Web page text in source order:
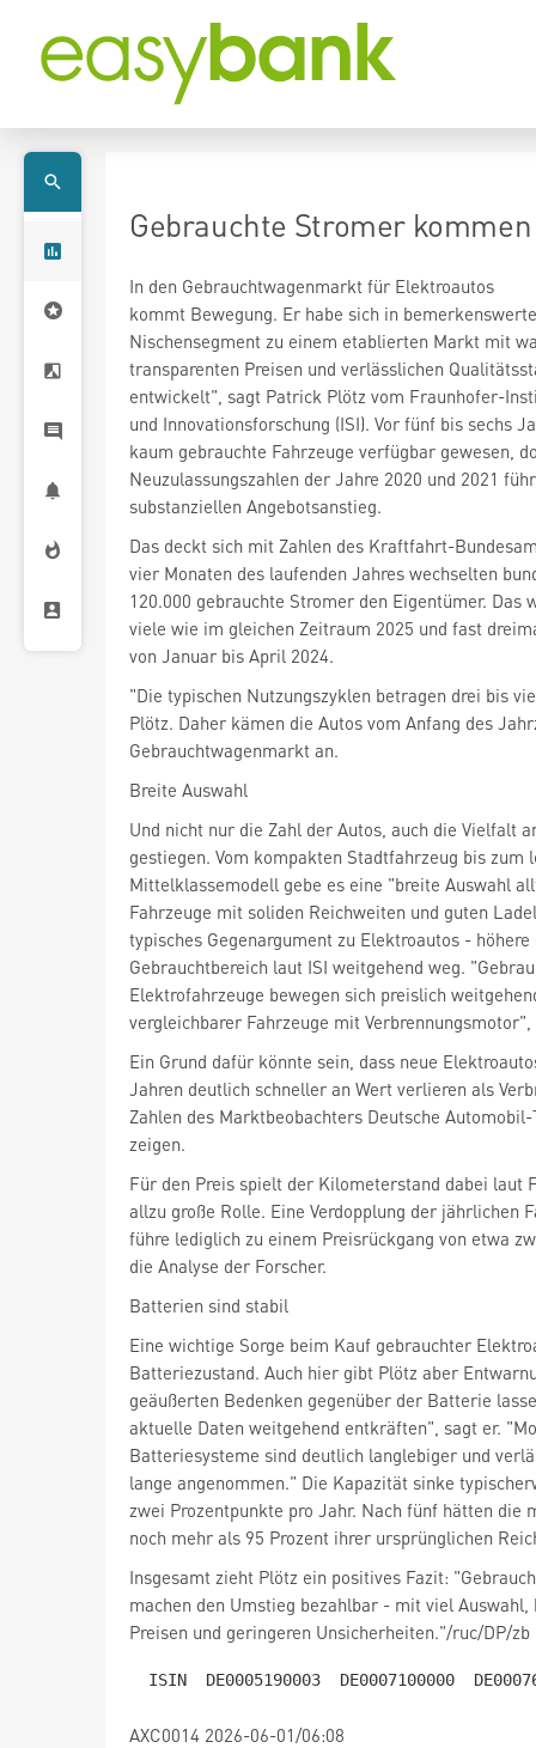
Gebrauchte Stromer
In den Gebrauchtwagenmarkt für Elektroautos
kommt Bewegung. Er habe sich in
Nischensegment zu einem etablierten Markt mit
transparenten Preisen und verlässlichen
entwickelt", sagt Patrick Plötz vom Fraunhofer-
und Innovationsforschung (ISI). Vor fünf bis sechs
kaum gebrauchte Fahrzeuge verfügbar gewesen,
Neuzulassungszahlen der Jahre 2020 und 2021
substanziellen Angebotsanstieg.
Das deckt sich mit Zahlen des Kraftfahrt-
vier Monaten des laufenden Jahres wechselten
120.000 gebrauchte Stromer den Eigentümer. Das
viele wie im gleichen Zeitraum 2025 und fast
von Januar bis April 2024.
"Die typischen Nutzungszyklen betragen drei bis
Plötz. Daher kämen die Autos vom Anfang des
Gebrauchtwagenmarkt an.
Breite Auswahl
Und nicht nur die Zahl der Autos, auch die Vielfalt
gestiegen. Vom kompakten Stadtfahrzeug bis zum
Mittelklassemodell gebe es eine "breite Auswahl
Fahrzeuge mit soliden Reichweiten und guten
typisches Gegenargument zu Elektroautos -
Gebrauchtbereich laut ISI weitgehend weg.
Elektrofahrzeuge bewegen sich preislich
vergleichbarer Fahrzeuge mit
Ein Grund dafür könnte sein, dass neue
Jahren deutlich schneller an Wert verlieren als
Zahlen des Marktbeobachters Deutsche Automobil-
zeigen.
Für den Preis spielt der Kilometerstand dabei laut
allzu große Rolle. Eine Verdopplung der jährlichen
führe lediglich zu einem Preisrückgang von etwa
die Analyse der Forscher.
Batterien sind stabil
Eine wichtige Sorge beim Kauf gebrauchter
Batteriezustand. Auch hier gibt Plötz aber
geäußerten Bedenken gegenüber der Batterie
aktuelle Daten weitgehend entkräften", sagt er.
Batteriesysteme sind deutlich langlebiger und
lange angenommen." Die Kapazität sinke
zwei Prozentpunkte pro Jahr. Nach fünf hätten die
noch mehr als 95 Prozent ihrer ursprünglichen
Insgesamt zieht Plötz ein positives Fazit:
machen den Umstieg bezahlbar - mit viel
Preisen und geringeren Unsicherheiten."/ruc/DP/zb
AXC0014 2026-06-01/06:08